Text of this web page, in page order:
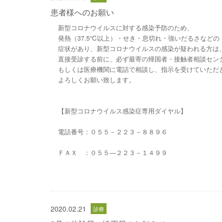
患者様へのお願い
新型コロナウイルスに対する感染予防のため、
発熱（37.5℃以上）・せき・息切れ・強いだるさなどの
症状があり、新型コロナウイルスの感染が疑われる方は、
直接受診する前に、必ず最寄の帰国者・接触者相談セン
もしくは医療機関に電話で相談し、指示を受けていただ
よろしくお願い致します。
【新型コロナウイルス感染症専用ダイヤル】
電話番号：０５５－２２３－８８９６
ＦＡＸ ：０５５―２２３－１４９９
2020.02.21